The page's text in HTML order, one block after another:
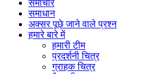
समाचार
समाधान
अक्सर पूछे जाने वाले प्रश्न
हमारे बारे में
हमारी टीम
प्रदर्शनी चित्र
ग्राहक चित्र